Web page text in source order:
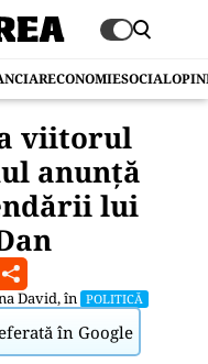
ECONOMIESOCIAL
viitorul
anunță
lui
David, în POLITICĂ
în Google